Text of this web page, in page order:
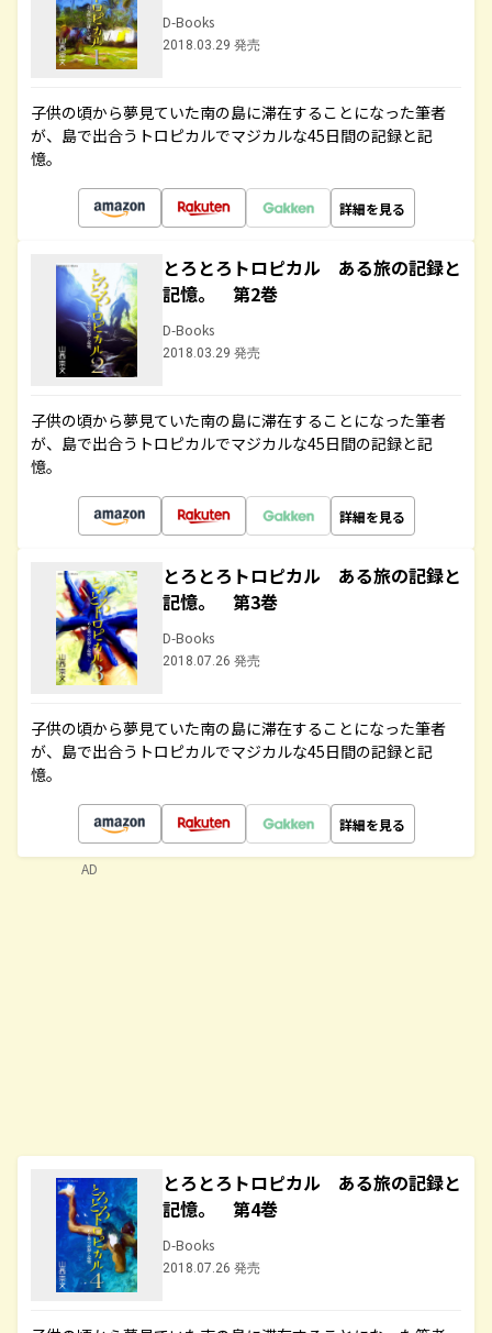
D-Books
2018.03.29 発売
子供の頃から夢見ていた南の島に滞在することになった筆者
が、島で出合うトロピカルでマジカルな45日間の記録と記
憶。
詳細を見る
とろとろトロピカル ある旅の記録と
記憶。 第2巻
D-Books
2018.03.29 発売
子供の頃から夢見ていた南の島に滞在することになった筆者
が、島で出合うトロピカルでマジカルな45日間の記録と記
憶。
詳細を見る
とろとろトロピカル ある旅の記録と
記憶。 第3巻
D-Books
2018.07.26 発売
子供の頃から夢見ていた南の島に滞在することになった筆者
が、島で出合うトロピカルでマジカルな45日間の記録と記
憶。
詳細を見る
とろとろトロピカル ある旅の記録と
記憶。 第4巻
D-Books
2018.07.26 発売
AD